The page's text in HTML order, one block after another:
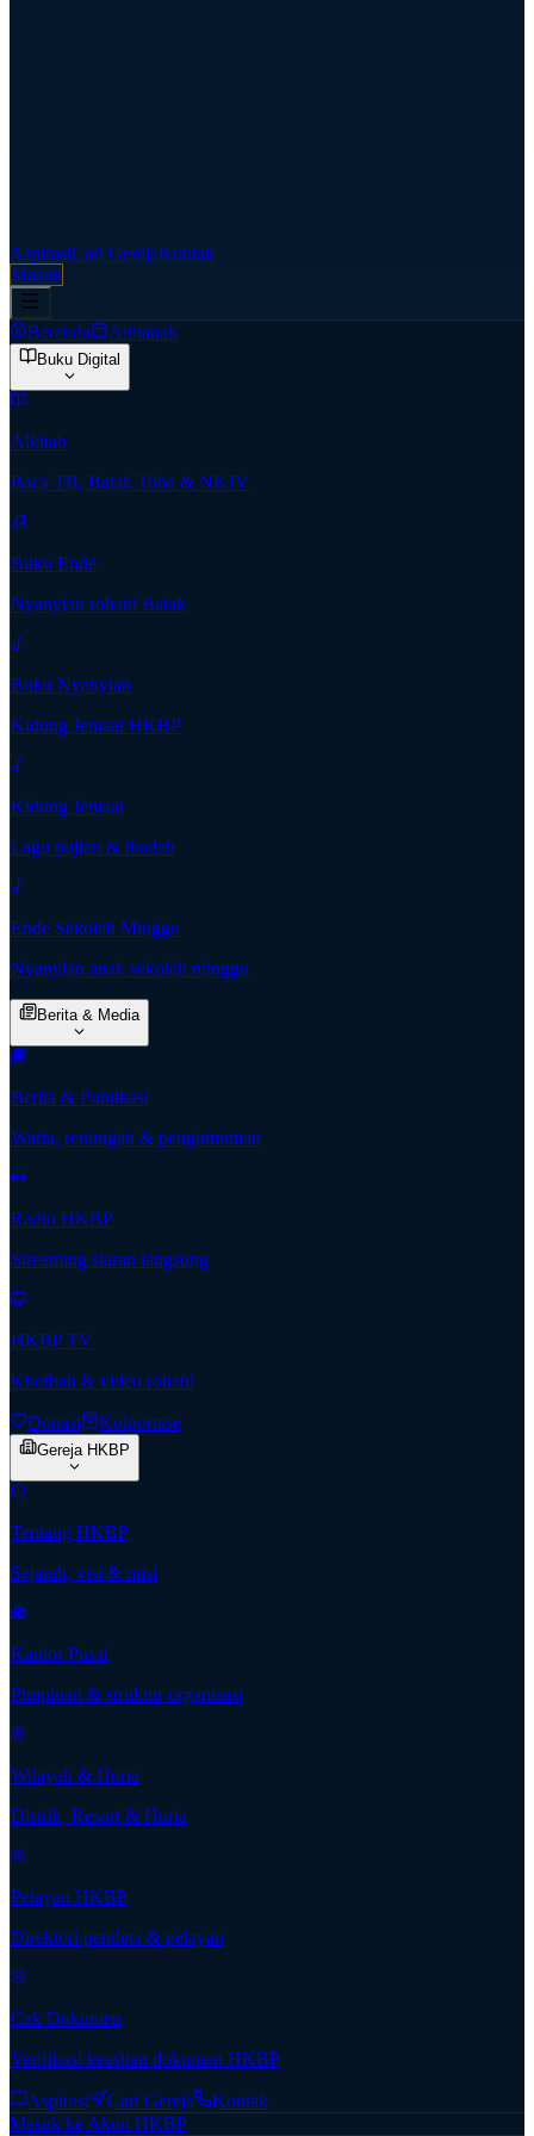
AspirasiCari GerejaKontak
Masuk
Beranda Almanak
Buku Digital
Alkitab
Baca TB, Batak Toba & NKJV
Buku Ende
Nyanyian rohani Batak
Buku Nyanyian
Kidung Jemaat HKBP
Kidung Jemaat
Lagu pujian & ibadah
Ende Sekolah Minggu
Nyanyian anak sekolah minggu
Berita & Media
Berita & Publikasi
Warta, renungan & pengumuman
Radio HKBP
Streaming siaran langsung
HKBP TV
Khotbah & video rohani
Donasi Kolportase
Gereja HKBP
Tentang HKBP
Sejarah, visi & misi
Kantor Pusat
Pimpinan & struktur organisasi
Wilayah & Huria
Distrik, Resort & Huria
Pelayan HKBP
Direktori pendeta & pelayan
Cek Dokumen
Verifikasi keaslian dokumen HKBP
Aspirasi Cari Gereja
Kontak
Masuk ke Akun HKBP